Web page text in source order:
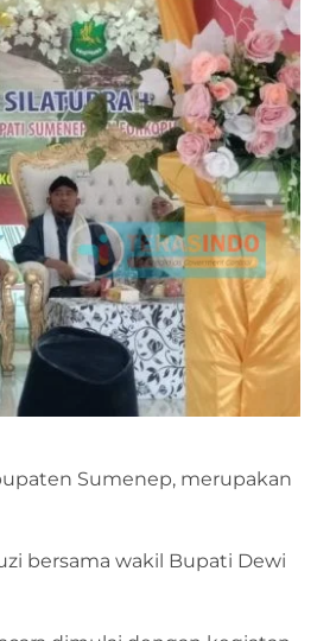
Sumenep, merupakan
bersama wakil Bupati Dewi